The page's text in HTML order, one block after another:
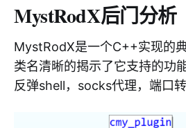
MystRodX后门分析
MystRodX是一个C++实现的
类名清晰的揭示了它支持的功
反弹shell，socks代理，端口转